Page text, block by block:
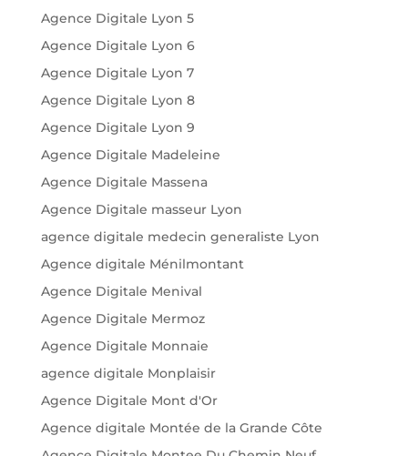
Agence Digitale Lyon 5
Agence Digitale Lyon 6
Agence Digitale Lyon 7
Agence Digitale Lyon 8
Agence Digitale Lyon 9
Agence Digitale Madeleine
Agence Digitale Massena
Agence Digitale masseur Lyon
agence digitale medecin generaliste Lyon
Agence digitale Ménilmontant
Agence Digitale Menival
Agence Digitale Mermoz
Agence Digitale Monnaie
agence digitale Monplaisir
Agence Digitale Mont d'Or
Agence digitale Montée de la Grande Côte